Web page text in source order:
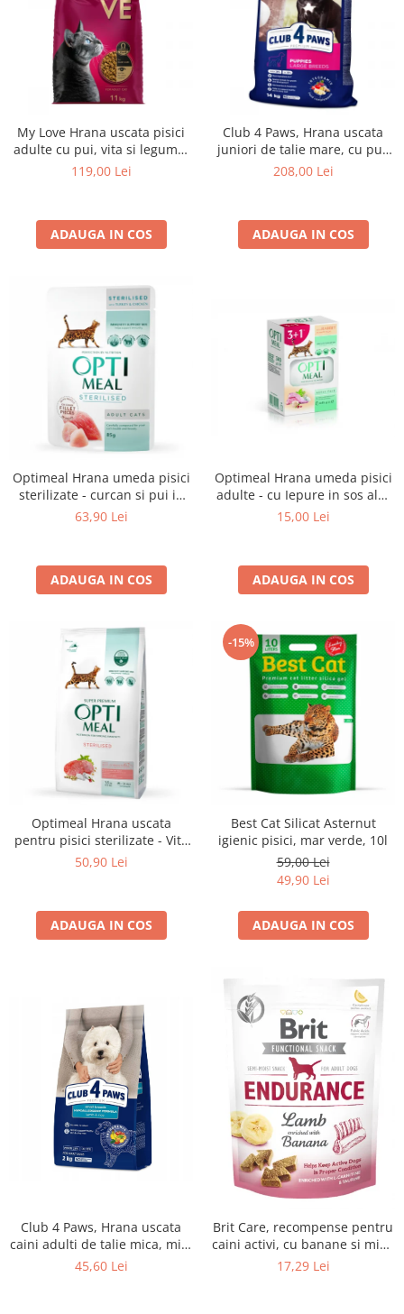
My Love Hrana uscata pisici
adulte cu pui, vita si legume,
11kg
119,00 Lei
ADAUGA IN COS
Club 4 Paws, Hrana uscata
juniori de talie mare, cu pui,
14kg
208,00 Lei
ADAUGA IN COS
Optimeal Hrana umeda pisici
sterilizate - curcan si pui in
sos, set 12*0,085kg
63,90 Lei
ADAUGA IN COS
Optimeal Hrana umeda pisici
adulte - cu Iepure in sos alb,
set 3+1, 4*0,085kg
15,00 Lei
ADAUGA IN COS
Optimeal Hrana uscata
pentru pisici sterilizate - Vita
si Sorg, 1,5kg
50,90 Lei
ADAUGA IN COS
-15%
Best Cat Silicat Asternut
igienic pisici, mar verde, 10l
59,00 Lei
49,90 Lei
ADAUGA IN COS
Club 4 Paws, Hrana uscata
caini adulti de talie mica, miel
si orez, 2kg
45,60 Lei
Brit Care, recompense pentru
caini activi, cu banane si miel,
0.15kg
17,29 Lei